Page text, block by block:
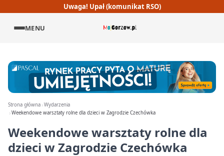
Uwaga! Upał (komunikat RSO)
MENU
Strona główna Wydarzenia
Weekendowe warsztaty rolne dla dzieci w Zagrodzie Czechówka
Weekendowe warsztaty rolne dla
dzieci w Zagrodzie Czechówka